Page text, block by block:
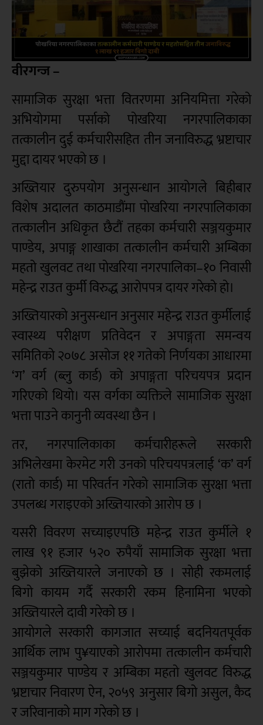
वीरगन्ज –
सामाजिक सुरक्षा भत्ता वितरणमा अनियमित्ता गरेको
अभियोगमा पर्साको पोखरिया नगरपालिकाका
तत्कालीन दुई कर्मचारीसहित तीन जनाविरुद्ध भ्रष्टाचार
मुद्दा दायर भएको छ ।
अख्तियार दुरुपयोग अनुसन्धान आयोगले बिहीबार
विशेष अदालत काठमाडौंमा पोखरिया नगरपालिकाका
तत्कालीन अधिकृत छैटौं तहका कर्मचारी सञ्जयकुमार
पाण्डेय, अपाङ्ग शाखाका तत्कालीन कर्मचारी अम्बिका
महतो खुलवट तथा पोखरिया नगरपालिका–१० निवासी
महेन्द्र राउत कुर्मी विरुद्ध आरोपपत्र दायर गरेको हो।
अख्तियारको अनुसन्धान अनुसार महेन्द्र राउत कुर्मीलाई
स्वास्थ्य परीक्षण प्रतिवेदन र अपाङ्गता समन्वय
समितिको २०७८ असोज ११ गतेको निर्णयका आधारमा
‘ग’ वर्ग (ब्लु कार्ड) को अपाङ्गता परिचयपत्र प्रदान
गरिएको थियो। यस वर्गका व्यक्तिले सामाजिक सुरक्षा
भत्ता पाउने कानुनी व्यवस्था छैन ।
तर, नगरपालिकाका कर्मचारीहरूले सरकारी
अभिलेखमा केरमेट गरी उनको परिचयपत्रलाई ‘क’ वर्ग
(रातो कार्ड) मा परिवर्तन गरेको सामाजिक सुरक्षा भत्ता
उपलब्ध गराइएको अख्तियारको आरोप छ ।
यसरी विवरण सच्याइएपछि महेन्द्र राउत कुर्मीले १
लाख ९१ हजार ५२० रुपैयाँ सामाजिक सुरक्षा भत्ता
बुझेको अख्तियारले जनाएको छ । सोही रकमलाई
बिगो कायम गर्दै सरकारी रकम हिनामिना भएको
अख्तियारले दावी गरेको छ ।
आयोगले सरकारी कागजात सच्याई बदनियतपूर्वक
आर्थिक लाभ पु¥याएको आरोपमा तत्कालीन कर्मचारी
सञ्जयकुमार पाण्डेय र अम्बिका महतो खुलवट विरुद्ध
भ्रष्टाचार निवारण ऐन, २०५९ अनुसार बिगो असुल, कैद
र जरिवानाको माग गरेको छ ।